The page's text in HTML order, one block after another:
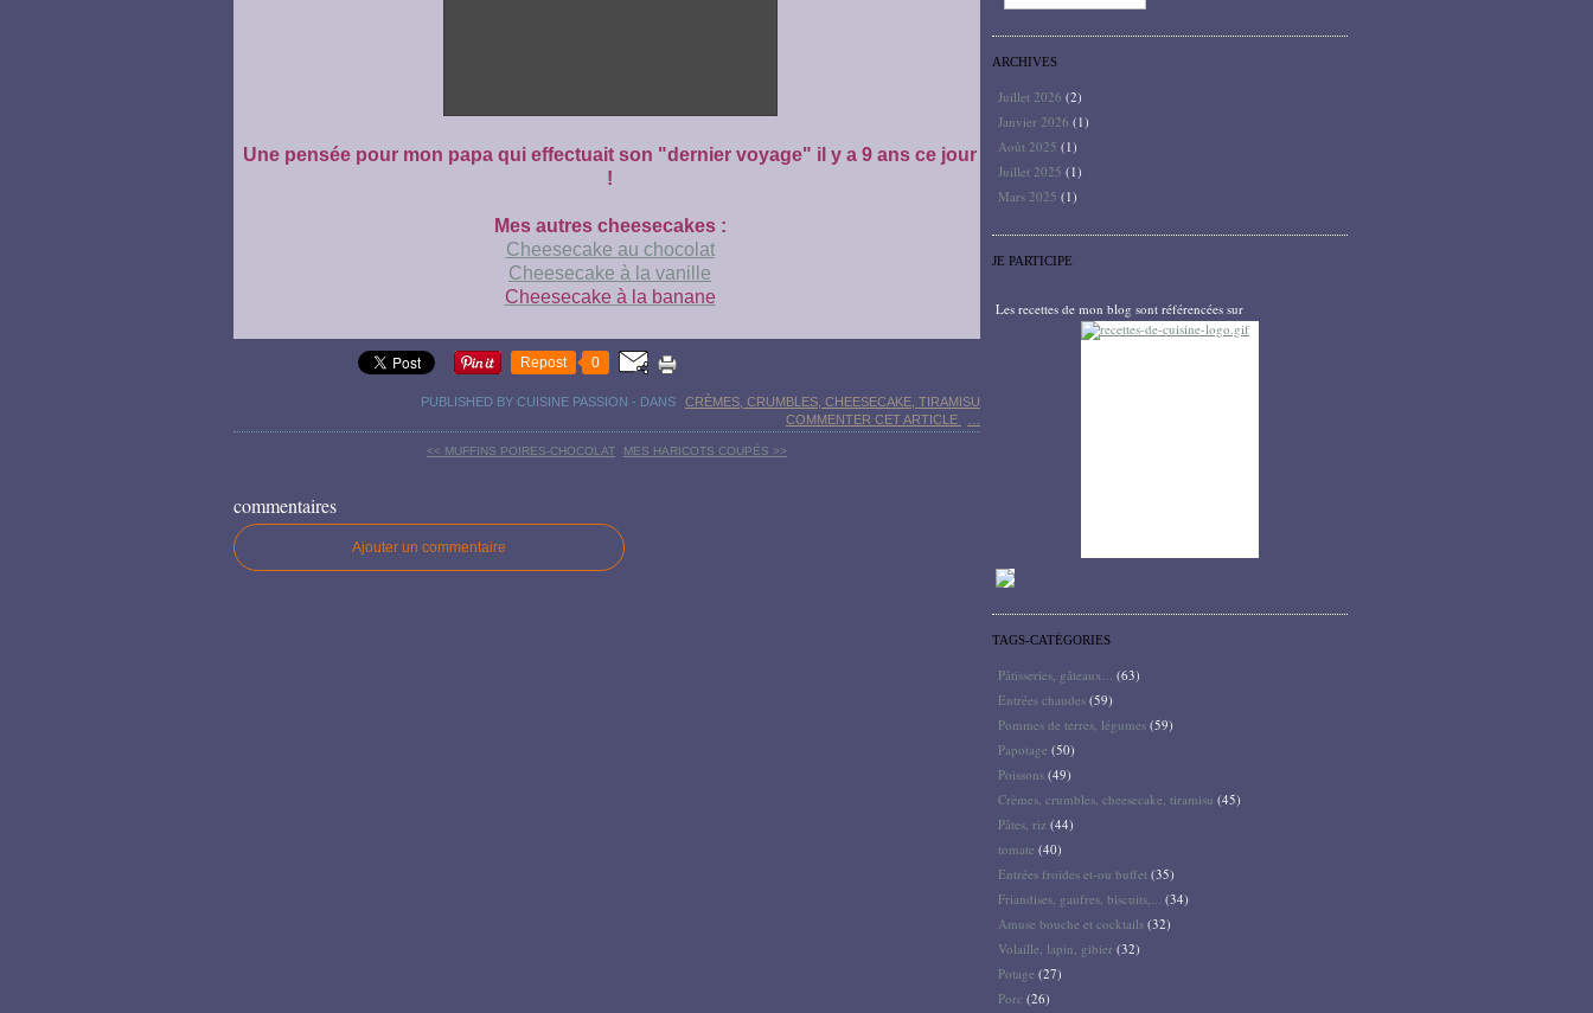
Une pensée pour mon papa qui effectuait son "dernier voyage" il y a 9 ans ce jour
!
Mes autres cheesecakes :
Cheesecake au chocolat
Cheesecake à la vanille
Cheesecake à la banane
Repost 0
PUBLISHED BY CUISINE PASSION - DANS
CRÈMES, CRUMBLES, CHEESECAKE, TIRAMISU
COMMENTER CET ARTICLE
<< MUFFINS POIRES-CHOCOLAT MES HARICOTS COUPÉS >>
commentaires
Ajouter un commentaire
ARCHIVES
Juillet 2026 (2)
Janvier 2026 (1)
Août 2025 (1)
Juillet 2025 (1)
Mars 2025 (1)
JE PARTICIPE
Les recettes de mon blog sont référencées sur
TAGS-CATÉGORIES
Pâtisseries, gâteaux... (63)
Entrées chaudes (59)
Pommes de terres, légumes (59)
Papotage (50)
Poissons (49)
Crèmes, crumbles, cheesecake, tiramisu (45)
Pâtes, riz (44)
tomate (40)
Entrées froides et-ou buffet (35)
Friandises, gaufres, biscuits,... (34)
Amuse bouche et cocktails (32)
Volaille, lapin, gibier (32)
Potage (27)
Porc (26)